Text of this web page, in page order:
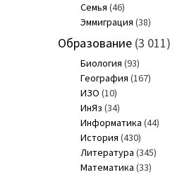
Семья (46)
Эммиграция (38)
Образование(3 011)
Биология (93)
География (167)
ИЗО (10)
ИнЯз (34)
Информатика (44)
История (430)
Литература (345)
Математика (33)